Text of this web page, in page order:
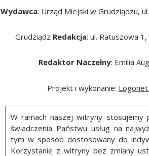
Wydawca: Urząd Miejski w Grudziądzu,
Grudziądz Redakcja: ul. Ratuszowa
Redaktor Naczelny: Emilia
Projekt i wykonanie: Logonet
W ramach naszej witryny stosujemy
świadczenia Państwu usług na
tym w sposób dostosowany do
Korzystanie z witryny bez zmiany